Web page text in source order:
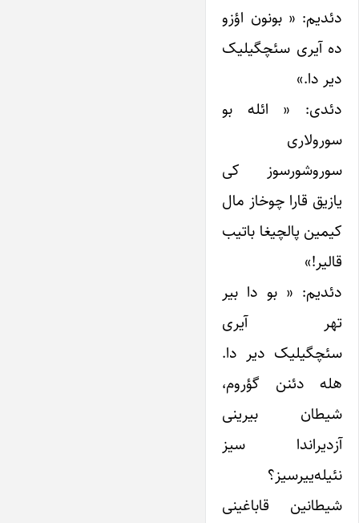
دئدیم: « بونون اؤزو
ده آیری سئچگیلیک
دیر دا.»
دئدی: « ائله بو
سورولاری
سوروشورسوز کی
یازیق قارا چوخاز مال
کیمین پالچیغا باتیب
قالیر!»
دئدیم: « بو دا بیر
تهر آیری
سئچگیلیک دیر دا.
هله دئنن گؤروم،
شیطان بیرینی
آزدیراندا سیز
نئیله‌ییرسیز؟
شیطانین قاباغینی